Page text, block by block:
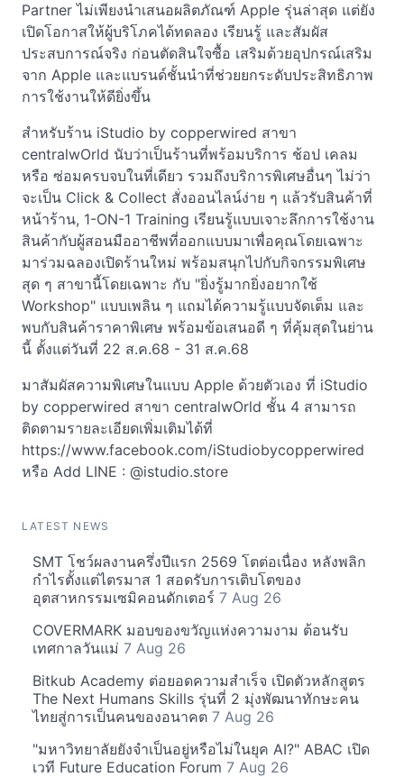
Partner ไม่เพียงนำเสนอผลิตภัณฑ์ Apple รุ่นล่าสุด แต่ยัง
เปิดโอกาสให้ผู้บริโภคได้ทดลอง เรียนรู้ และสัมผัส
ประสบการณ์จริง ก่อนตัดสินใจซื้อ เสริมด้วยอุปกรณ์เสริม
จาก Apple และแบรนด์ชั้นนำที่ช่วยยกระดับประสิทธิภาพ
การใช้งานให้ดียิ่งขึ้น
สำหรับร้าน iStudio by copperwired สาขา
centralwOrld นับว่าเป็นร้านที่พร้อมบริการ ช้อป เคลม
หรือ ซ่อมครบจบในที่เดียว รวมถึงบริการพิเศษอื่นๆ ไม่ว่า
จะเป็น Click & Collect สั่งออนไลน์ง่าย ๆ แล้วรับสินค้าที่
หน้าร้าน, 1-ON-1 Training เรียนรู้แบบเจาะลึกการใช้งาน
สินค้ากับผู้สอนมืออาชีพที่ออกแบบมาเพื่อคุณโดยเฉพาะ
มาร่วมฉลองเปิดร้านใหม่ พร้อมสนุกไปกับกิจกรรมพิเศษ
สุด ๆ สาขานี้โดยเฉพาะ กับ "ยิ่งรู้มากยิ่งอยากใช้
Workshop" แบบเพลิน ๆ แถมได้ความรู้แบบจัดเต็ม และ
พบกับสินค้าราคาพิเศษ พร้อมข้อเสนอดี ๆ ที่คุ้มสุดในย่าน
นี้ ตั้งแต่วันที่ 22 ส.ค.68 - 31 ส.ค.68
มาสัมผัสความพิเศษในแบบ Apple ด้วยตัวเอง ที่ iStudio
by copperwired สาขา centralwOrld ชั้น 4 สามารถ
ติดตามรายละเอียดเพิ่มเติมได้ที่
https://www.facebook.com/iStudiobycopperwired
หรือ Add LINE : @istudio.store
LATEST NEWS
SMT โชว์ผลงานครึ่งปีแรก 2569 โตต่อเนื่อง หลังพลิก
กำไรตั้งแต่ไตรมาส 1 สอดรับการเติบโตของ
อุตสาหกรรมเซมิคอนดักเตอร์ 7 Aug 26
COVERMARK มอบของขวัญแห่งความงาม ต้อนรับ
เทศกาลวันแม่ 7 Aug 26
Bitkub Academy ต่อยอดความสำเร็จ เปิดตัวหลักสูตร
The Next Humans Skills รุ่นที่ 2 มุ่งพัฒนาทักษะคน
ไทยสู่การเป็นคนของอนาคต 7 Aug 26
"มหาวิทยาลัยยังจำเป็นอยู่หรือไม่ในยุค AI?" ABAC เปิด
เวที Future Education Forum 7 Aug 26